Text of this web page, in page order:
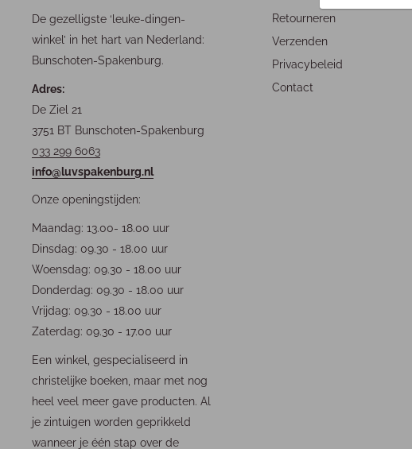
De gezelligste ‘leuke-dingen-
winkel’ in het hart van Nederland:
Bunschoten-Spakenburg.
Adres:
De Ziel 21
3751 BT Bunschoten-Spakenburg
033 299 6063
info@luvspakenburg.nl
Onze openingstijden:
Maandag: 13.00- 18.00 uur
Dinsdag: 09.30 - 18.00 uur
Woensdag: 09.30 - 18.00 uur
Donderdag: 09.30 - 18.00 uur
Vrijdag: 09.30 - 18.00 uur
Zaterdag: 09.30 - 17.00 uur
Een winkel, gespecialiseerd in
christelijke boeken, maar met nog
heel veel meer gave producten. Al
je zintuigen worden geprikkeld
wanneer je één stap over de
Retourneren
Verzenden
Privacybeleid
Contact